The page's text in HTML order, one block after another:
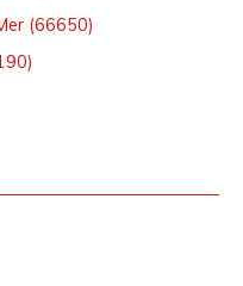
(66650)